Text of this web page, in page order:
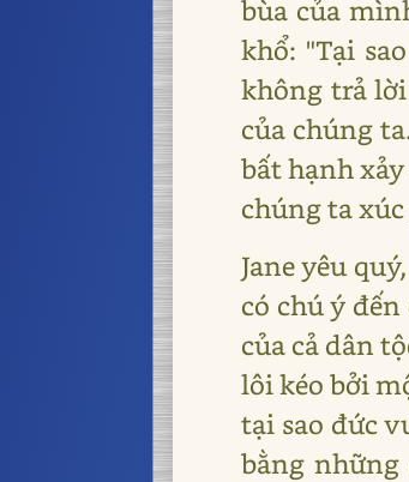
bùa của
khổ: "Tại
không trả
của chúng
bất hạnh
chúng ta
Jane yêu
có chú ý
của cả dân
lôi kéo bởi
tại sao đức
bằng